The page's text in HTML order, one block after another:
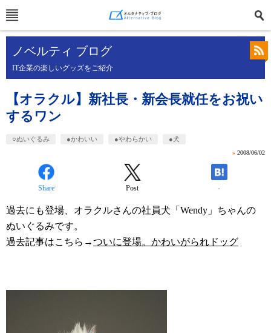
ノベルティ ブログ
IT企業の楽しいグッズをご紹介
【オラクル】新社長・新会長就任をお祝い
するワン
○ぬいぐるみ ●かわいい ●やわらかい ●犬
» 2008/06/02
Share Post -
過去にも登場、オラクルさんの社員犬「Wendy」ちゃんの
ぬいぐるみです。
過去記事はこちら→ついに登場。かわいがられドッグ